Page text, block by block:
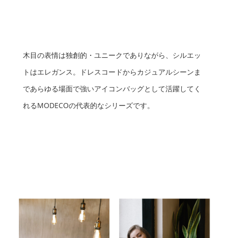
木目の表情は独創的・ユニークでありながら、シルエッ
トはエレガンス。ドレスコードからカジュアルシーンま
であらゆる場面で強いアイコンバッグとして活躍してく
れるMODECOの代表的なシリーズです。